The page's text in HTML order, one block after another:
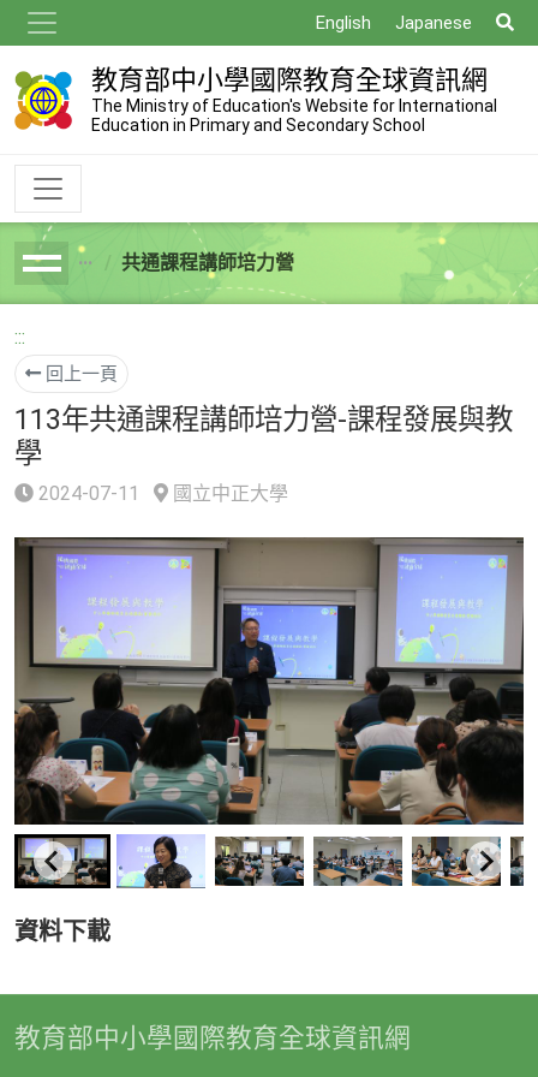
到
主
要
內
English Japanese
尋
教育部中小學國際教育全球資訊網
The Ministry of Education's Website for International
Education in Primary and Secondary School
breadcrumb共通課程講師培力營
:::
回上一頁
113年共通課程講師培力營-課程發展與教
學
2024-07-11 國立中正大學
資料下載
教育部中小學國際教育全球資訊網